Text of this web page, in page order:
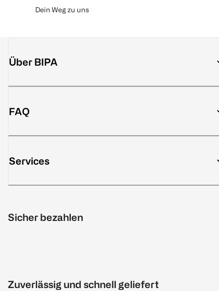
Dein Weg zu uns
Über BIPA
FAQ
Services
Sicher bezahlen
Zuverlässig und schnell geliefert